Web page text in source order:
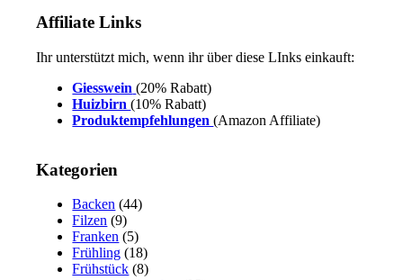
Affiliate Links
Ihr unterstützt mich, wenn ihr über diese LInks einkauft:
Giesswein (20% Rabatt)
Huizbirn(10% Rabatt)
Produktempfehlungen(Amazon Affiliate)
Kategorien
Backen (44)
Filzen (9)
Franken (5)
Frühling (18)
Frühstück (8)